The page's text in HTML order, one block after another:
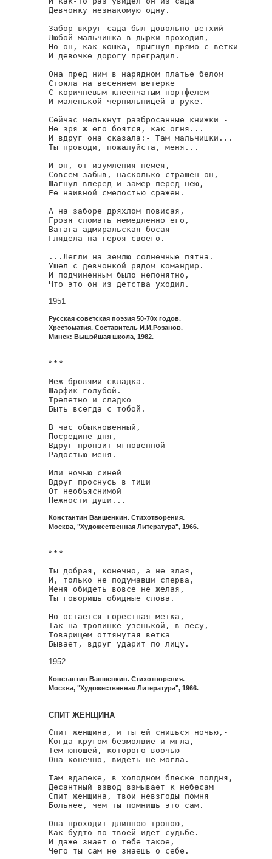
Девчонку незнакомую одну.
Забор вкруг сада был довольно ветхий -
Любой мальчишка в дырки проходил,-
Но он, как кошка, прыгнул прямо с ветки
И девочке дорогу преградил.
Она пред ним в нарядном платье белом
Стояла на весеннем ветерке
С коричневым клеенчатым портфелем
И маленькой чернильницей в руке.
Сейчас мелькнут разбросанные книжки -
Не зря ж его боятся, как огня...
И вдруг она сказала:- Там мальчишки...
Ты проводи, пожалуйста, меня...
И он, от изумления немея,
Совсем забыв, насколько страшен он,
Шагнул вперед и замер перед нею,
Ее наивной смелостью сражен.
А на заборе дряхлом повисая,
Грозя сломать немедленно его,
Ватага адмиральская босая
Глядела на героя своего.
...Легли на землю солнечные пятна.
Ушел с девчонкой рядом командир.
И подчиненным было непонятно,
Что это он из детства уходил.
1951
Русская советская поэзия 50-70х годов.
Хрестоматия. Составитель И.И.Розанов.
Минск: Вышэйшая школа, 1982.
* * *
Меж бровями складка.
Шарфик голубой.
Трепетно и сладко
Быть всегда с тобой.
В час обыкновенный,
Посредине дня,
Вдруг пронзит мгновенной
Радостью меня.
Или ночью синей
Вдруг проснусь в тиши
От необъяснимой
Нежности души...
Константин Ваншенкин. Стихотворения.
Москва, "Художественная Литература", 1966.
* * *
Ты добрая, конечно, а не злая,
И, только не подумавши сперва,
Меня обидеть вовсе не желая,
Ты говоришь обидные слова.
Но остается горестная метка,-
Так на тропинке узенькой, в лесу,
Товарищем оттянутая ветка
Бывает, вдруг ударит по лицу.
1952
Константин Ваншенкин. Стихотворения.
Москва, "Художественная Литература", 1966.
СПИТ ЖЕНЩИНА
Спит женщина, и ты ей снишься ночью,-
Когда кругом безмолвие и мгла,-
Тем юношей, которого воочью
Она конечно, видеть не могла.
Там вдалеке, в холодном блеске полдня,
Десантный взвод взмывает к небесам
Спит женщина, твои невзгоды помня
Больнее, чем ты помнишь это сам.
Она проходит длинною тропою,
Как будто по твоей идет судьбе.
И даже знает о тебе такое,
Чего ты сам не знаешь о себе.